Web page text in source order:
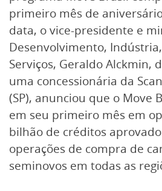
primeiro mês de
data, o vice-presidente e
Desenvolvimento,
Serviços, Geraldo Alckmin,
uma concessionária da
(SP), anunciou que o Move
em seu primeiro mês em
bilhão de créditos
operações de compra de
seminovos em todas as